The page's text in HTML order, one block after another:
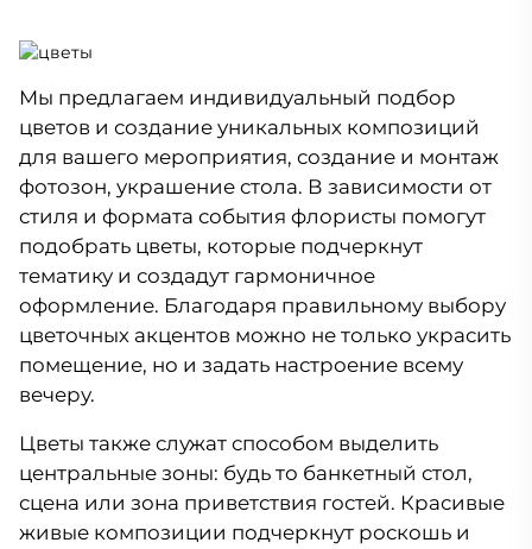
Мы предлагаем индивидуальный подбор
цветов и создание уникальных композиций
для вашего мероприятия, создание и монтаж
фотозон, украшение стола. В зависимости от
стиля и формата события флористы помогут
подобрать цветы, которые подчеркнут
тематику и создадут гармоничное
оформление. Благодаря правильному выбору
цветочных акцентов можно не только украсить
помещение, но и задать настроение всему
вечеру.
Цветы также служат способом выделить
центральные зоны: будь то банкетный стол,
сцена или зона приветствия гостей. Красивые
живые композиции подчеркнут роскошь и